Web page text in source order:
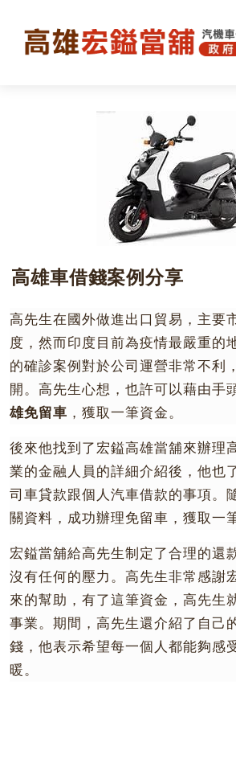
高雄車借錢案例分享
高先生在國外做進出口貿易，主要
度，然而印度目前為疫情最嚴重的
的確診案例對於公司運營非常不利
開。高先生心想，也許可以藉由手
雄免留車 ，獲取一筆資金。
後來他找到了宏鎰高雄當舖來辦理
業的金融人員的詳細介紹後，他也
司車貸款跟個人汽車借款的事項。
關資料，成功辦理免留車，獲取一
宏鎰當舖給高先生制定了合理的還
沒有任何的壓力。高先生非常感謝
來的幫助，有了這筆資金，高先生
事業。期間，高先生還介紹了自己
錢，他表示希望每一個人都能夠感
暖。